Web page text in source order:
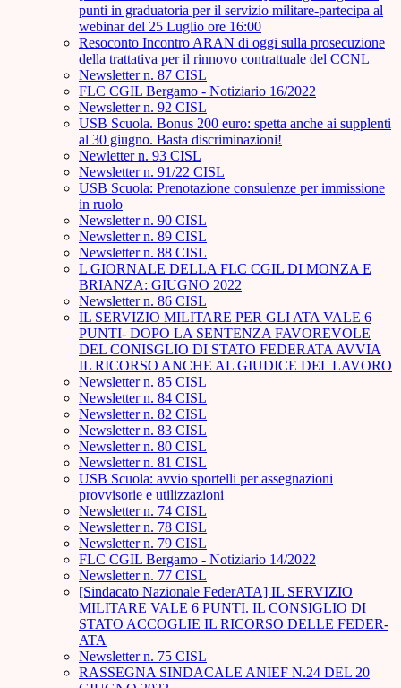
punti in graduatoria per il servizio militare-partecipa al
webinar del 25 Luglio ore 16:00
Resoconto Incontro ARAN di oggi sulla prosecuzione
della trattativa per il rinnovo contrattuale del CCNL
Newsletter n. 87 CISL
FLC CGIL Bergamo - Notiziario 16/2022
Newsletter n. 92 CISL
USB Scuola. Bonus 200 euro: spetta anche ai supplenti
al 30 giugno. Basta discriminazioni!
Newletter n. 93 CISL
Newsletter n. 91/22 CISL
USB Scuola: Prenotazione consulenze per immissione
in ruolo
Newsletter n. 90 CISL
Newsletter n. 89 CISL
Newsletter n. 88 CISL
L GIORNALE DELLA FLC CGIL DI MONZA E
BRIANZA: GIUGNO 2022
Newsletter n. 86 CISL
IL SERVIZIO MILITARE PER GLI ATA VALE 6
PUNTI- DOPO LA SENTENZA FAVOREVOLE
DEL CONISGLIO DI STATO FEDERATA AVVIA
IL RICORSO ANCHE AL GIUDICE DEL LAVORO
Newsletter n. 85 CISL
Newsletter n. 84 CISL
Newsletter n. 82 CISL
Newsletter n. 83 CISL
Newsletter n. 80 CISL
Newsletter n. 81 CISL
USB Scuola: avvio sportelli per assegnazioni
provvisorie e utilizzazioni
Newsletter n. 74 CISL
Newsletter n. 78 CISL
Newsletter n. 79 CISL
FLC CGIL Bergamo - Notiziario 14/2022
Newsletter n. 77 CISL
[Sindacato Nazionale FederATA] IL SERVIZIO
MILITARE VALE 6 PUNTI. IL CONSIGLIO DI
STATO ACCOGLIE IL RICORSO DELLE FEDER-
ATA
Newsletter n. 75 CISL
RASSEGNA SINDACALE ANIEF N.24 DEL 20